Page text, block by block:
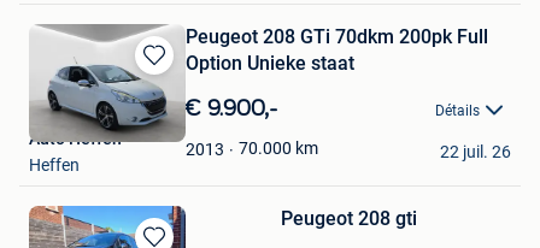
Sauvegarder
dans
Mes
Favoris
Peugeot 208 GTi 70dkm 200pk Full
Option Unieke staat
€ 9.900,- Détails
2013 70.000 km
Auto Heffen
Heffen
22 juil. 26
Peugeot 208 gti